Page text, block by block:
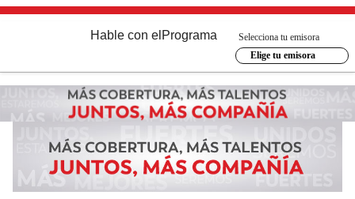
Hable con el Programa
Selecciona tu emisora
Elige tu emisora